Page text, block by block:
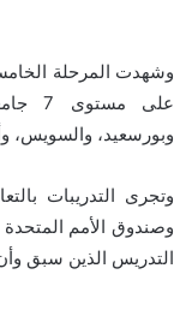
على
وبورسعيد، والسويس،
وتجرى التدريبات
وصندوق الأمم
التدريس الذين سبق